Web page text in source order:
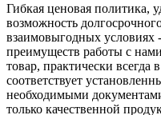
Гибкая ценовая политика,
возможность
взаимовыгодных условиях
преимуществ работы с
товар, практически
соответствует
необходимыми
только качественной